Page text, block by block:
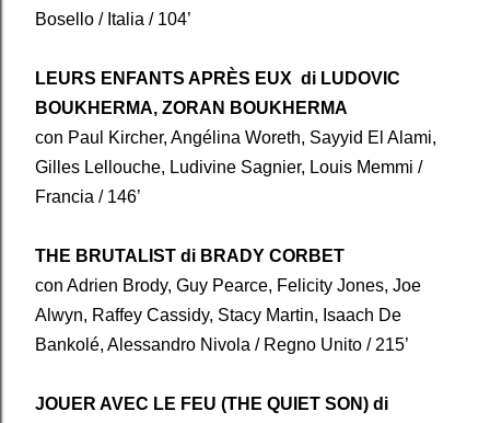
Bosello / Italia / 104’
LEURS ENFANTS APRÈS EUX di LUDOVIC
BOUKHERMA, ZORAN BOUKHERMA
con Paul Kircher, Angélina Woreth, Sayyid El Alami,
Gilles Lellouche, Ludivine Sagnier, Louis Memmi /
Francia / 146’
THE BRUTALIST di BRADY CORBET
con Adrien Brody, Guy Pearce, Felicity Jones, Joe
Alwyn, Raffey Cassidy, Stacy Martin, Isaach De
Bankolé, Alessandro Nivola / Regno Unito / 215’
JOUER AVEC LE FEU (THE QUIET SON) di